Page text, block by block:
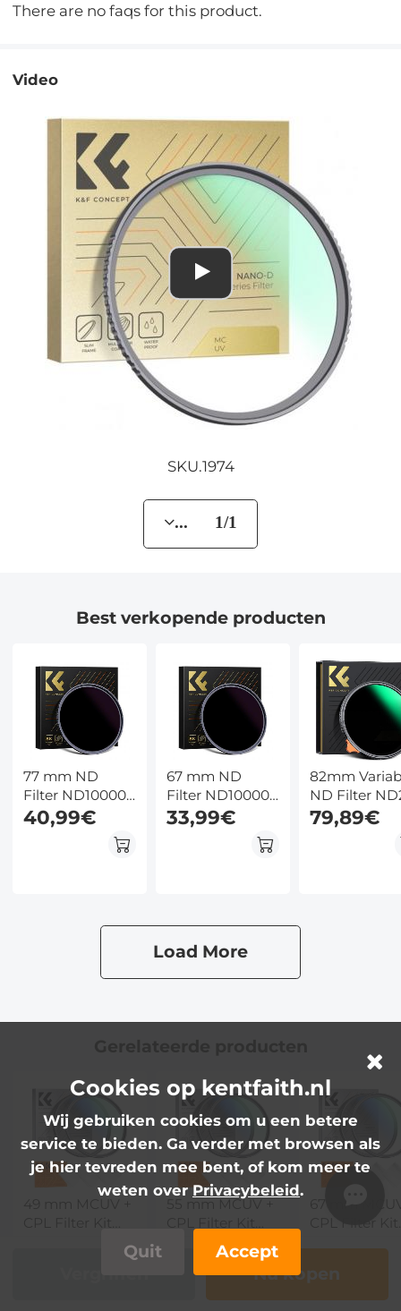
There are no faqs for this product.
Video
SKU.1974
... 1/1
Best verkopende producten
77 mm ND
Filter ND100000
Zonnefilter 16.6
Stops Solide
Xcel Serie (Kan
Zonsverduisteringen
40,99€
67 mm ND
Filter ND100000
Zonnefilter 16.6
Stops Solide
Xcel Serie (Kan
Worden
Gebruikt Om
Zonsverduisteringen
Fotograferen),Niet
33,99€
82mm
ND Filter
ND400 (1 - 9
Stops)
79,89€
Load More
Polarisatiefilter
55 mm MCUV +
Circulair
Polarisatiefilter
en MCUV
Beschermingsfilter
26,99€
en MCUV
28,99€
Nu kopen
Cookies op kentfaith.nl
Wij gebruiken cookies om u een betere
service te bieden. Ga verder met browsen als
je hier tevreden mee bent, of kom meer te
weten overPrivacybeleid.
Quit Accept